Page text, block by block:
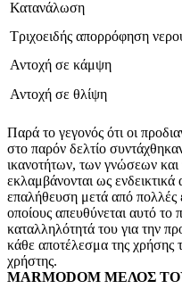
Κατανάλωση
Τριχοειδής απορρόφηση
Αντοχή σε κάμψη
Αντοχή σε θλίψη
Παρά το γεγονός ότι οι
στο παρόν δελτίο
ικανοτήτων, των γνώσεων και
εκλαμβάνονται ως
επαλήθευση μετά από πολλές
οποίους απευθύνεται αυτό το
καταλληλότητά του για την
κάθε αποτέλεσμα της χρήσης
χρήστης.
MARMODOM ΜΕΛΟΣ